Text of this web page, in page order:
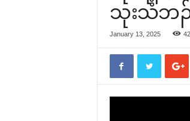
သုးသံဘၣ်
January 13, 2025